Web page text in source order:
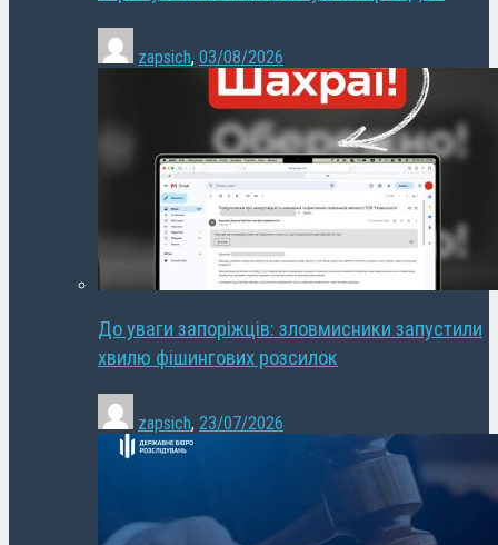
zapsich, 03/08/2026
До уваги запоріжців: зловмисники запустили
хвилю фішингових розсилок
zapsich, 23/07/2026